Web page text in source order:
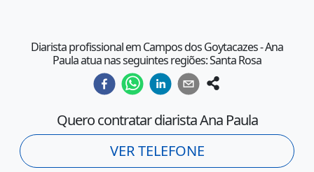
Diarista profissional em Campos dos Goytacazes - Ana
Paula atua nas seguintes regiões: Santa Rosa
Quero contratar diaristaAna Paula
VER TELEFONE